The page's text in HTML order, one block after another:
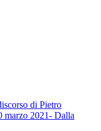
di Pietro
marzo 2021- Dalla